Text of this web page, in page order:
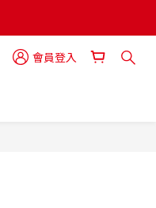
會員登入